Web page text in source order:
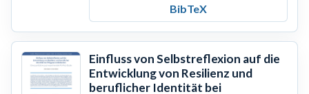
BibTeX
Einfluss von Selbstreflexion auf die
Entwicklung von Resilienz und
beruflicher Identität bei